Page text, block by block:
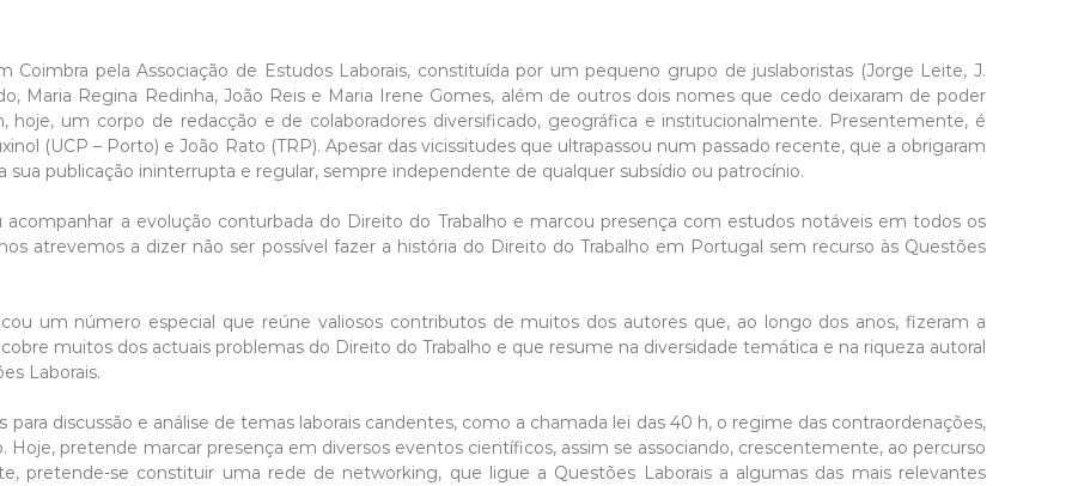
Coimbra pela Associação de Estudos Laborais, constituída por um pequeno grupo de juslaboristas (Jorge Leite, J.
Maria Regina Redinha, João Reis e Maria Irene Gomes, além de outros dois nomes que cedo deixaram de poder
hoje, um corpo de redacção e de colaboradores diversificado, geográfica e institucionalmente. Presentemente, é
(UCP – Porto) e João Rato (TRP). Apesar das vicissitudes que ultrapassou num passado recente, que a obrigaram
publicação ininterrupta e regular, sempre independente de qualquer subsídio ou patrocínio.
acompanhar a evolução conturbada do Direito do Trabalho e marcou presença com estudos notáveis em todos os
atrevemos a dizer não ser possível fazer a história do Direito do Trabalho em Portugal sem recurso às Questões
um número especial que reúne valiosos contributos de muitos dos autores que, ao longo dos anos, fizeram a
muitos dos actuais problemas do Direito do Trabalho e que resume na diversidade temática e na riqueza autoral
Laborais.
discussão e análise de temas laborais candentes, como a chamada lei das 40 h, o regime das contraordenações,
Hoje, pretende marcar presença em diversos eventos científicos, assim se associando, crescentemente, ao percurso
pretende-se constituir uma rede de networking, que ligue a Questões Laborais a algumas das mais relevantes